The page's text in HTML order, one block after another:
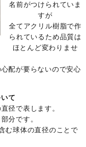
名前がつけられていま
すが
全てアクリル樹脂で作
られているため品質は
ほとんど変わりませ
配が要らないので安心
て
径で表します。
分です。
む球体の直径のことで